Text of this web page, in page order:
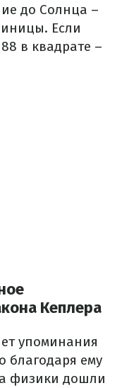
до Солнца –
Если
в квадрате –
Кеплера
упоминания
благодаря ему
физики дошли